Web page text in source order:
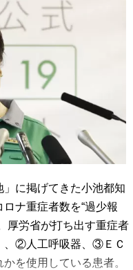
に掲げてきた小池都知
ナ重症者数を“過少報
厚労省が打ち出す重症者
、②人工呼吸器、③ＥＣ
を使用している患者。